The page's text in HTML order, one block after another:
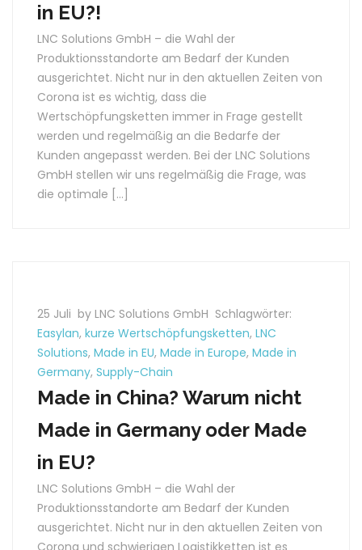
in EU?!
LNC Solutions GmbH – die Wahl der
Produktionsstandorte am Bedarf der Kunden
ausgerichtet. Nicht nur in den aktuellen Zeiten von
Corona ist es wichtig, dass die
Wertschöpfungsketten immer in Frage gestellt
werden und regelmäßig an die Bedarfe der
Kunden angepasst werden. Bei der LNC Solutions
GmbH stellen wir uns regelmäßig die Frage, was
die optimale […]
25 Juli by LNC Solutions GmbH Schlagwörter:
Easylan, kurze Wertschöpfungsketten, LNC
Solutions, Made in EU, Made in Europe, Made in
Germany, Supply-Chain
Made in China? Warum nicht
Made in Germany oder Made
in EU?
LNC Solutions GmbH – die Wahl der
Produktionsstandorte am Bedarf der Kunden
ausgerichtet. Nicht nur in den aktuellen Zeiten von
Corona und schwierigen Logistikketten ist es